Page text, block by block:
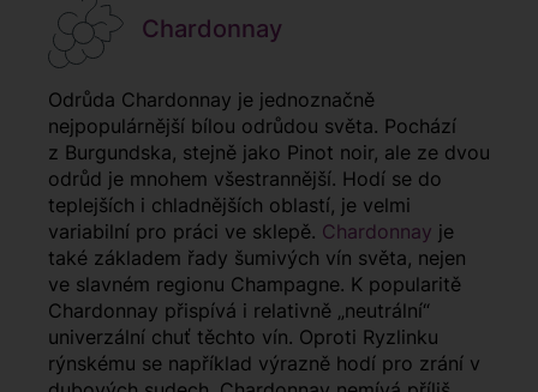
Chardonnay
Odrůda Chardonnay je jednoznačně
nejpopulárnější bílou odrůdou světa. Pochází
z Burgundska, stejně jako Pinot noir, ale ze dvou
odrůd je mnohem všestrannější. Hodí se do
teplejších i chladnějších oblastí, je velmi
variabilní pro práci ve sklepě. Chardonnay je
také základem řady šumivých vín světa, nejen
ve slavném regionu Champagne. K popularitě
Chardonnay přispívá i relativně „neutrální“
univerzální chuť těchto vín. Oproti Ryzlinku
rýnskému se například výrazně hodí pro zrání v